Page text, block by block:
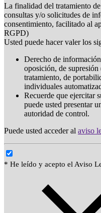
La finalidad del tratamiento de
consultas y/o solicitudes de
consentimiento, facilitado al
RGPD)
Usted puede hacer valer los
Derecho de
oposición, de
tratamiento, de
individuales
Recuerde que ejercitar
puede usted presentar
autoridad de control.
Puede usted acceder al aviso
* He leído y acepto el Aviso